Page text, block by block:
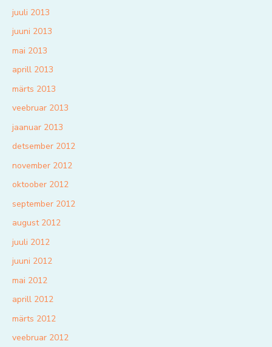
juuli 2013
juuni 2013
mai 2013
aprill 2013
märts 2013
veebruar 2013
jaanuar 2013
detsember 2012
november 2012
oktoober 2012
september 2012
august 2012
juuli 2012
juuni 2012
mai 2012
aprill 2012
märts 2012
veebruar 2012